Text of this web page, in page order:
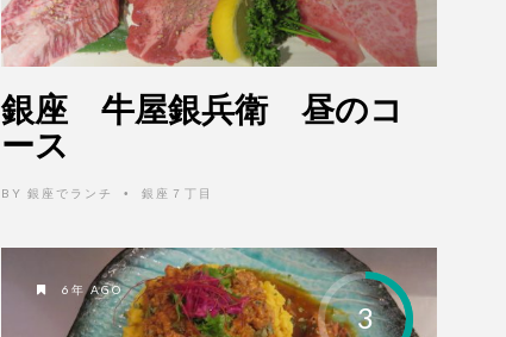
銀座 牛屋銀兵衛 昼のコ
ース
BY 銀座でランチ • 銀座７丁目
3
6年 AGO